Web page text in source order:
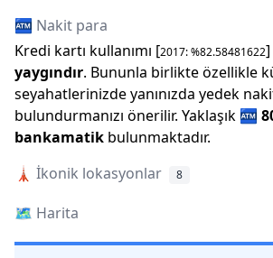
🏧 Nakit para
Kredi kartı kullanımı [2017: %82.58481622]
yaygındır. Bununla birlikte özellikle
seyahatlerinizde yanınızda yedek
bulundurmanızı önerilir. Yaklaşık 🏧
bankamatik bulunmaktadır.
🗼 İkonik lokasyonlar 8
🗺️ Harita